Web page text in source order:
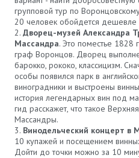
групповой тур по
20 человек обойдется дешевле
Дворец-музей Александра
Массандра. Это поместье 1828
граф Воронцов. Дворец
барокко, рококо, классицизм.
особы появился парк в
виноградники и выстроены
история легендарных вин под
гид расскажет, что такое
Массандры.
Винодельческий концерт в
10 купажей и посещением
Дойти до точки можно за 10